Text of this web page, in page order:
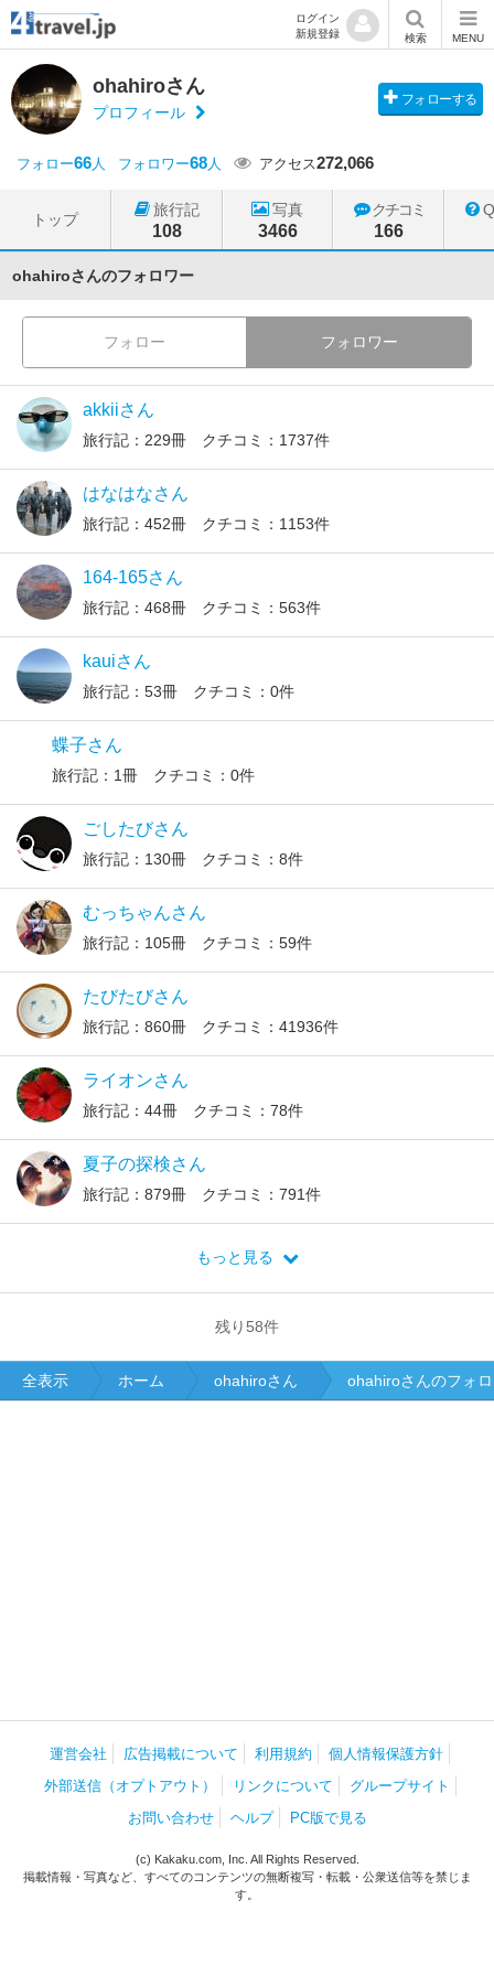
ログイン
新規登録
検索 MENU
ohahiroさん
プロフィール
フォローする
フォロー66人 フォロワー68人 アクセス272,066
トップ
旅行記
108
写真
3466
クチコミ
166
ohahiroさんのフォロワー
フォロー フォロワー
akkiiさん
旅行記：229冊 クチコミ：1737件
はなはなさん
旅行記：452冊 クチコミ：1153件
164-165さん
旅行記：468冊 クチコミ：563件
kauiさん
旅行記：53冊 クチコミ：0件
蝶子さん
旅行記：1冊 クチコミ：0件
ごしたびさん
旅行記：130冊 クチコミ：8件
むっちゃんさん
旅行記：105冊 クチコミ：59件
たびたびさん
旅行記：860冊 クチコミ：41936件
ライオンさん
旅行記：44冊 クチコミ：78件
夏子の探検さん
旅行記：879冊 クチコミ：791件
もっと見る
残り 58件
全表示 ホーム ohahiroさん ohahiroさんのフォ
運営会社 広告掲載について 利用規約
個人情報保護方針
外部送信（オプトアウト）
リンクについて
グループサイト
お問い合わせ
ヘルプ PC版で見る
(c) Kakaku.com, Inc. All Rights Reserved.
掲載情報・写真など、すべてのコンテンツの無断複写・転載・公衆送信等を禁じま
す。